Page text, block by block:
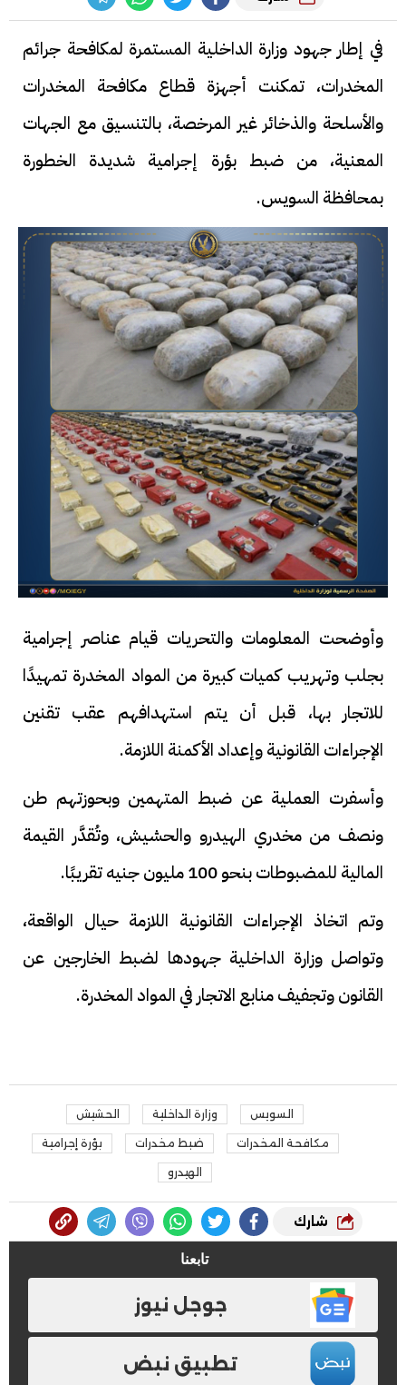
في إطار جهود وزارة الداخلية المستمرة لمكافحة جرائم
المخدرات، تمكنت أجهزة قطاع مكافحة المخدرات
والأسلحة والذخائر غير المرخصة، بالتنسيق مع الجهات
المعنية، من ضبط بؤرة إجرامية شديدة الخطورة
بمحافظة السويس.
وأوضحت المعلومات والتحريات قيام عناصر إجرامية
بجلب وتهريب كميات كبيرة من المواد المخدرة تمهيدًا
للاتجار بها، قبل أن يتم استهدافهم عقب تقنين
الإجراءات القانونية وإعداد الأكمنة اللازمة.
وأسفرت العملية عن ضبط المتهمين وبحوزتهم طن
ونصف من مخدري الهيدرو والحشيش، وتُقدَّر القيمة
المالية للمضبوطات بنحو 100 مليون جنيه تقريبًا.
وتم اتخاذ الإجراءات القانونية اللازمة حيال الواقعة،
وتواصل وزارة الداخلية جهودها لضبط الخارجين عن
القانون وتجفيف منابع الاتجار في المواد المخدرة.
السويس وزارة الداخلية الحشيش
مكافحة المخدرات ضبط مخدرات بؤرة إجرامية
الهيدرو
شارك
تابعنا
جوجل نيوز
تطبيق نبض